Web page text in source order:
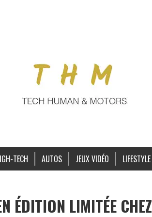
TECH AUTOS JEUX VIDÉO LIFESTYLE
ÉDITION LIMITÉE CHEZ